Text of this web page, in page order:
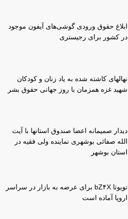
ابلاغ حقوق ورودی گوشی‌های آیفون موجود
در کشور برای رجیستری
نهالهای کاشته شده به یاد زنان و کودکان
شهید غزه همزمان با روز جهانی حقوق بشر
دیدار صمیمانه اعضا صندوق استانها با آیت
الله صفائی بوشهری نماینده ولی فقیه در
استان بوشهر
تویوتا bZ۴X برای عرضه به بازار در سراسر
اروپا آماده است